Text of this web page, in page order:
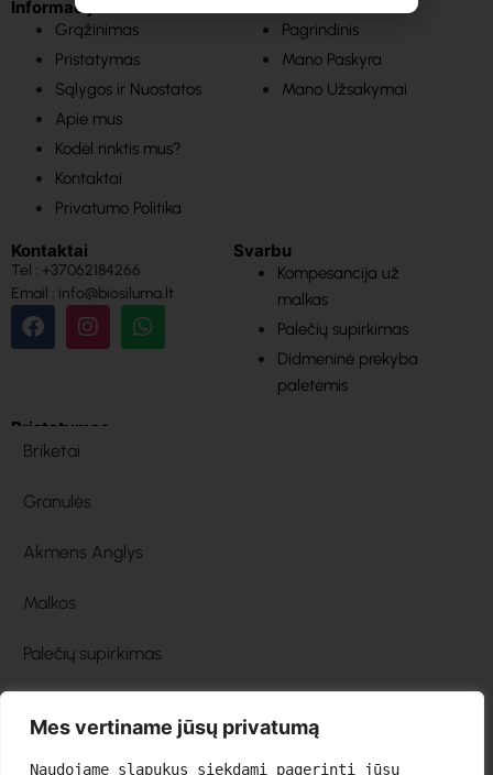
Mes vertiname jūsų privatumą
Naudojame slapukus siekdami pagerinti jūsų
Informacija
Grąžinimas
Pristatymas
Sąlygos ir Nuostatos
Apie mus
Kodėl rinktis mus?
Kontaktai
Privatumo Politika
Pagrindinis
Mano Paskyra
Mano Užsakymai
Kontaktai
Tel : +37062184266
Email : info@biosiluma.lt
Svarbu
Kompesancija už
malkas
Palečių supirkimas
Didmeninė prekyba
paletėmis
Pristatymas
Briketai
Granulės
Akmens Anglys
Malkos
Palečių supirkimas